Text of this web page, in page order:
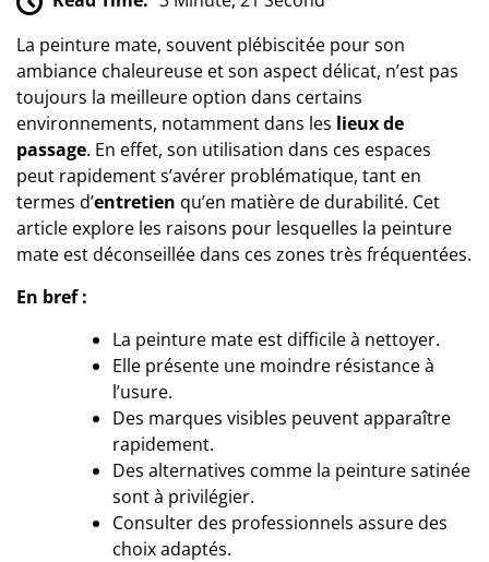
La peinture mate, souvent plébiscitée pour son
ambiance chaleureuse et son aspect délicat, n’est pas
toujours la meilleure option dans certains
environnements, notamment dans les lieux de
passage. En effet, son utilisation dans ces espaces
peut rapidement s’avérer problématique, tant en
termes d’entretien qu’en matière de durabilité. Cet
article explore les raisons pour lesquelles la peinture
mate est déconseillée dans ces zones très fréquentées.
En bref :
La peinture mate est difficile à nettoyer.
Elle présente une moindre résistance à
l’usure.
Des marques visibles peuvent apparaître
rapidement.
Des alternatives comme la peinture satinée
sont à privilégier.
Consulter des professionnels assure des
choix adaptés.